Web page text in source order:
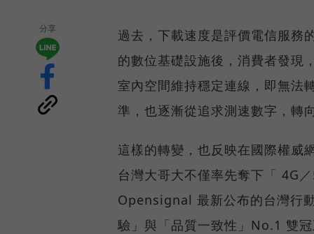
分享
過去，下載速度是評價電信服務
的數位基礎設施後，消費者發現
室內空間維持穩定連線，即無法
準，也逐漸從追求測速數字，轉
這樣的轉變，也反映在國際權
台灣大哥大不僅率先奪下「 4G
Opensignal 最新公布的台灣行
驗」與「品質一致性」No.1 雙